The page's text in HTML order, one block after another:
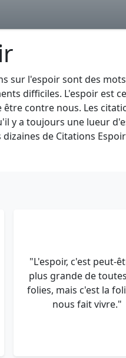
sur l'espoir sont des
difficiles. L'espoir est
contre nous. Les
y a toujours une lueur
de Citations
"L'espoir, c'est peut-
plus grande de
folies, mais c'est la
nous fait vivre."